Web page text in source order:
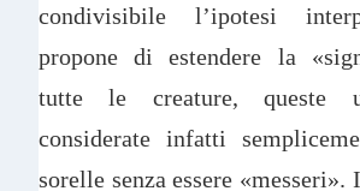
condivisibile l’ipotesi
propone di estendere la
tutte le creature, queste
considerate infatti
sorelle senza essere